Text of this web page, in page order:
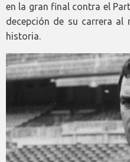
en la gran final contra el
decepción de su carrera
historia.